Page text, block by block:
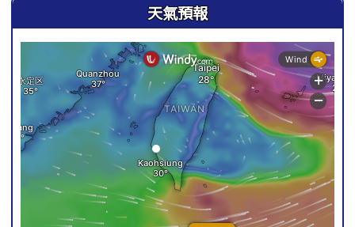
天氣預報